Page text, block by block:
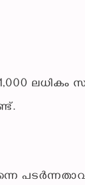
ലധികം